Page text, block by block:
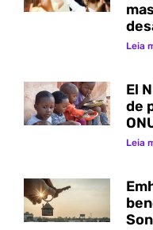
Leia
El
de
Leia